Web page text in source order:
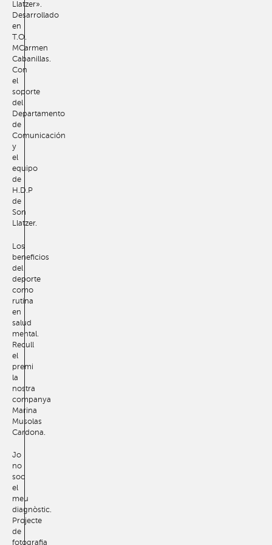
Llatzer».
Desarrollado
en
T.O.
MCarmen
Cabanillas.
Con
el
soporte
del
Departamento
de
Comunicación
y
el
equipo
de
H.D.P
de
Son
Llatzer.
Los
beneficios
del
deporte
como
rutina
en
salud
mental.
Recull
el
premi
la
nostra
companya
Marina
Musolas
Cardona.
Jo
no
soc
el
meu
diagnòstic.
Projecte
de
fotografia